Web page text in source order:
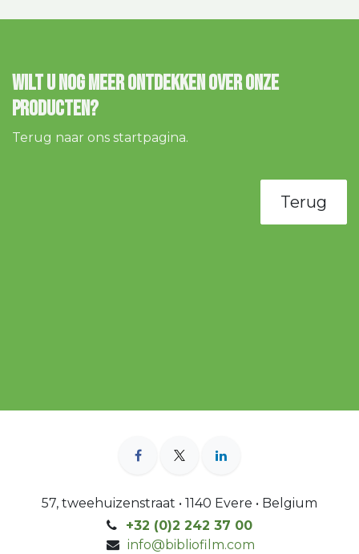
Wilt u nog meer ontdekken over onze
producten?
Terug naar ons startpagina.
Terug
57, tweehuizenstraat • 1140 Evere • Belgium
+32 (0)2 242 37 00
info@bibliofilm.com